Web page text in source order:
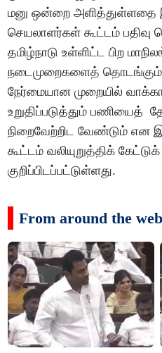
மனு ஒன்றை அளித்துள்ளதை
செயலாளர்கள் கூட்டம் பதிவு
தமிழ்நாடு உள்ளிட்ட பிற
நடைமுறைகளைத் தொடங்கும்
நேர்மையான முறையில்
உறுதிப்படுத்தும்
நிறைவேற்றிட வேண்டும் என
கூட்டம் வலியுறுத்திக்
குறிப்பிடப்பட்டுள்ளது.
From around the web